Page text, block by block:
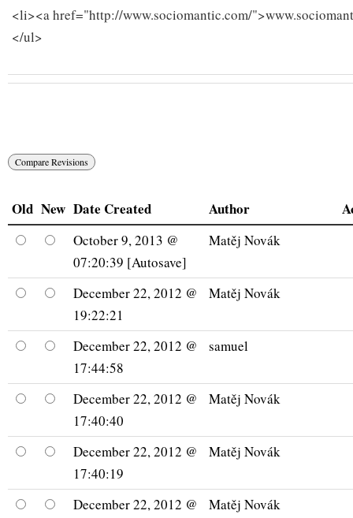
<li><a href="http://www.sociomantic.com/
</ul>
Old New Date Created Author
October 9, 2013 @
07:20:39 [Autosave]
Matěj Novák
December 22, 2012 @
19:22:21
Matěj Novák
December 22, 2012 @
17:44:58
samuel
December 22, 2012 @
17:40:40
Matěj Novák
December 22, 2012 @
17:40:19
Matěj Novák
December 22, 2012 @
Matěj Novák